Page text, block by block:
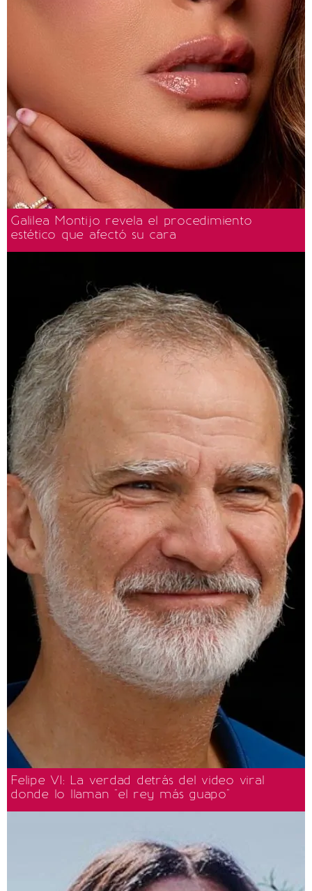
Galilea Montijo revela el procedimiento
estético que afectó su cara
Felipe VI: La verdad detrás del video viral
donde lo llaman "el rey más guapo"